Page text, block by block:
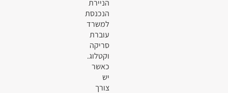
הניירת
הנכנסת
למשרד
עוברת
סריקה
וקטלוג.
כאשר
יש
צורך